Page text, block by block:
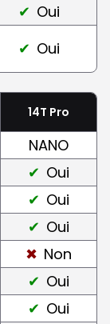
Oui
Oui
14T Pro
NANO
Oui
Oui
Oui
Non
Oui
Oui